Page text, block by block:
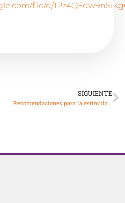
file/d/
SIGUIENTE
Recomendaciones para la estimulación del trabajo de parto. Infografia